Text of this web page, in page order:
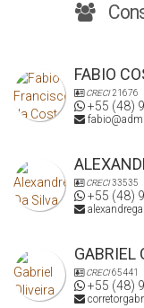
FABIO
CRECI21676
+55 (48)
CRECI33535
+55 (48)
GABRIEL
CRECI65441
+55 (48)